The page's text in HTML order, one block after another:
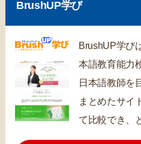
BrushUP学び
BrushUP学び
本語教育能力
日本語教師を
まとめたサイ
て比較でき、